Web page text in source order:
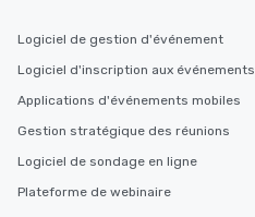
Logiciel de gestion d'événement
Logiciel d'inscription aux événements
Applications d'événements mobiles
Gestion stratégique des réunions
Logiciel de sondage en ligne
Plateforme de webinaire